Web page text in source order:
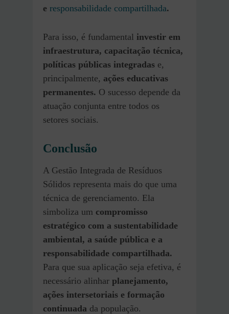
e responsabilidade compartilhada.
Para isso, é fundamental investir em
infraestrutura, capacitação técnica,
políticas públicas integradas e,
principalmente, ações educativas
permanentes. O sucesso depende da
atuação conjunta entre todos os
setores sociais.
Conclusão
A Gestão Integrada de Resíduos
Sólidos representa mais do que uma
técnica de gerenciamento. Ela
simboliza um compromisso
estratégico com a sustentabilidade
ambiental, a saúde pública e a
responsabilidade compartilhada.
Para que sua aplicação seja efetiva, é
necessário alinhar planejamento,
ações intersetoriais e formação
continuada da população.